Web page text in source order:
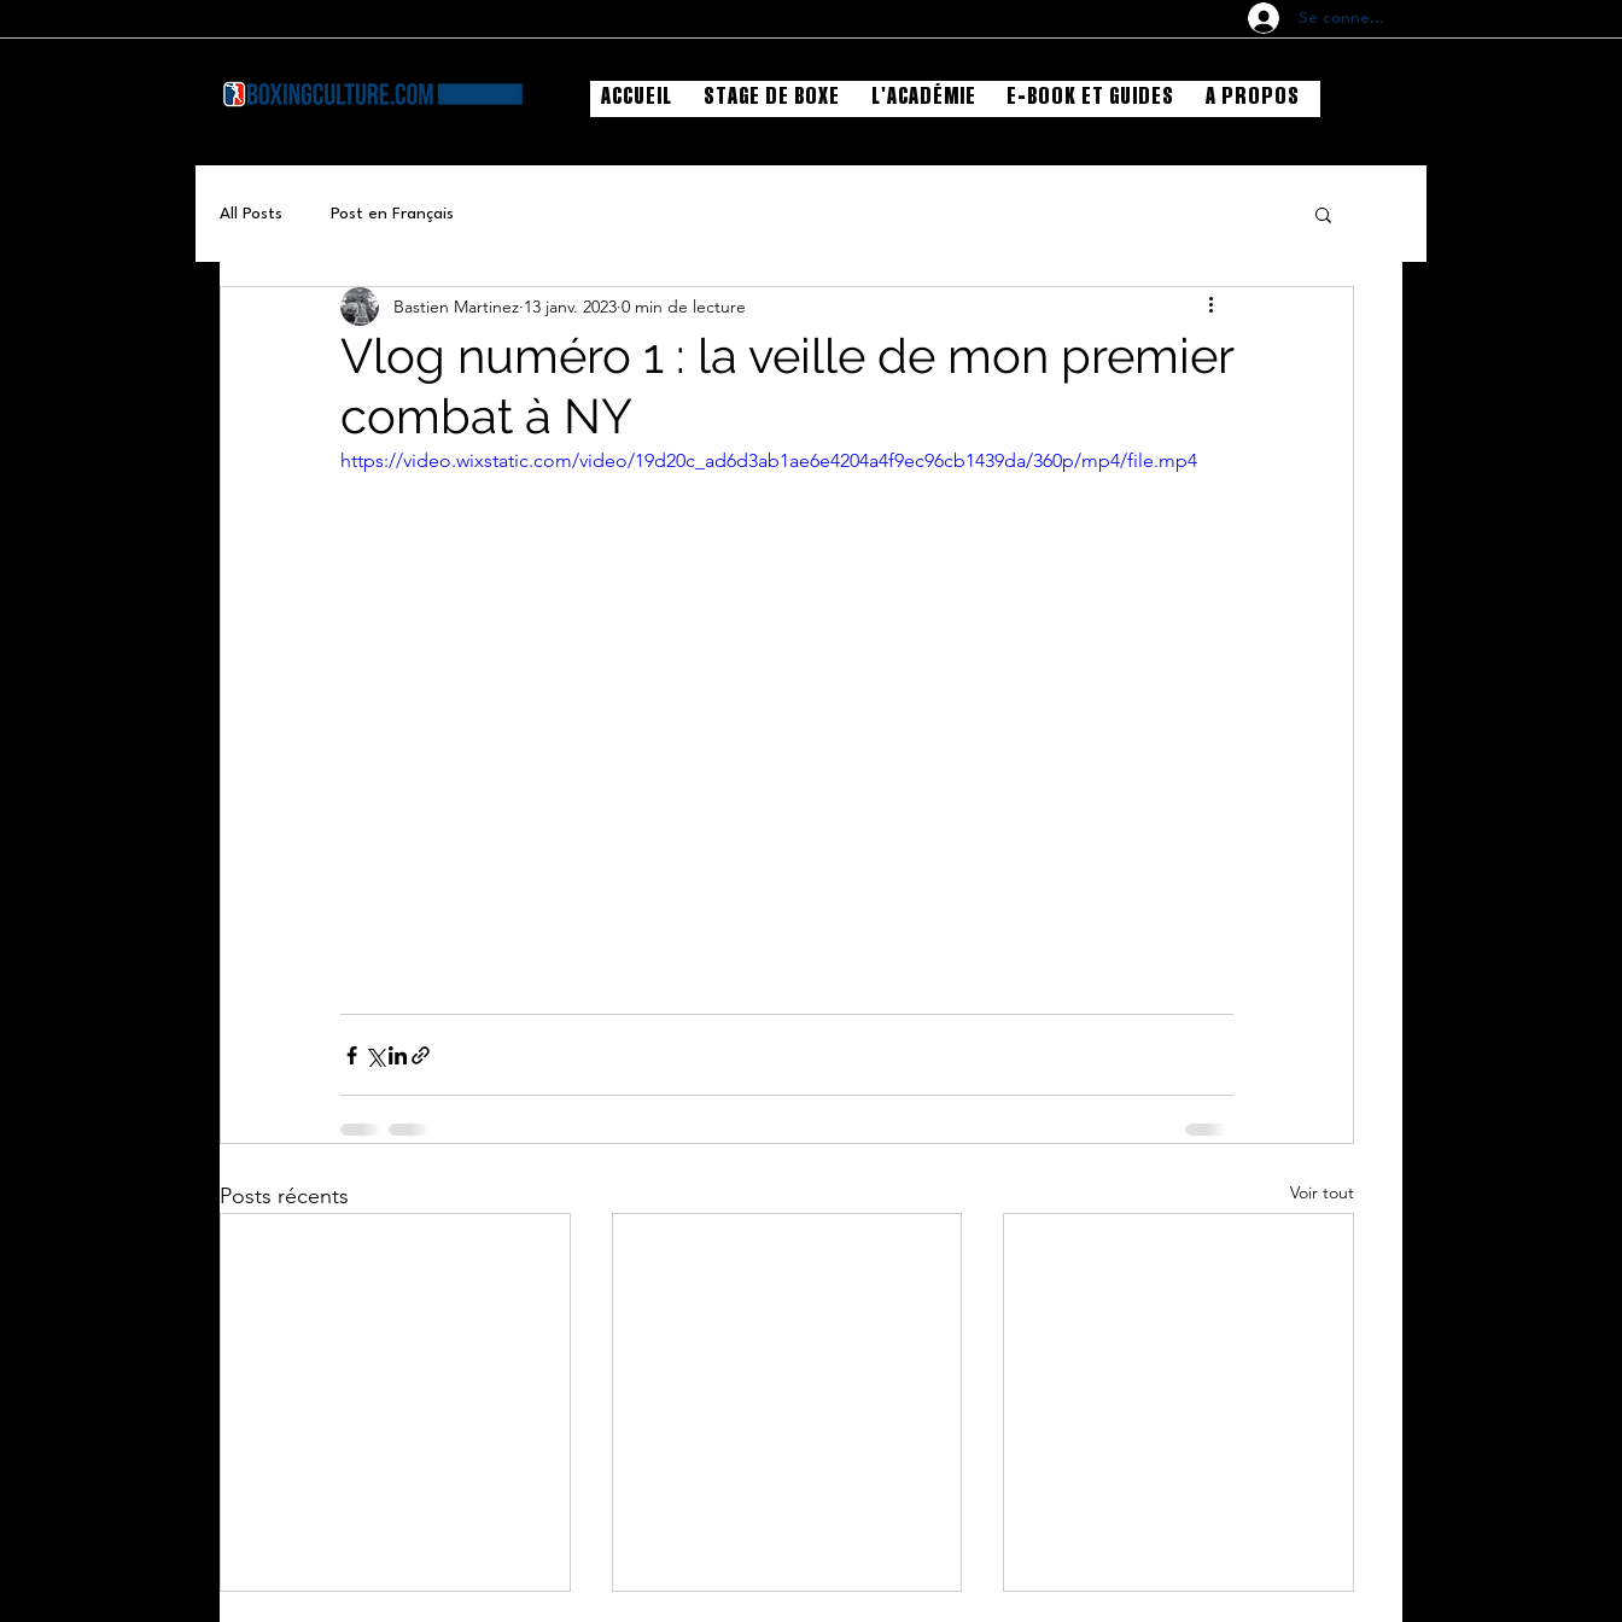
Se connecter
ACCUEIL STAGE DE BOXE L'ACADÉMIE E-BOOK ET GUIDES A PROPOS
All Posts Post en Français
Vlog numéro 1 : la veille de mon premier
combat à NY
Bastien Martinez 13 janv. 2023 0 min de lecture
https://video.wixstatic.com/video/19d20c_ad6d3ab1ae6e4204a4f9ec96cb1439da/360p/mp4/file.mp4
Posts récents Voir tout